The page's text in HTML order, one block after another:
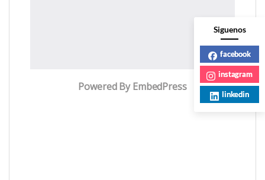
Powered By EmbedPress
Siguenos
facebook
instagram
linkedin